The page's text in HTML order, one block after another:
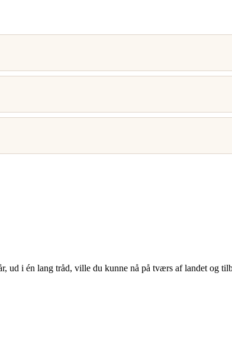
ud i én lang tråd, ville du kunne nå på tværs af landet og